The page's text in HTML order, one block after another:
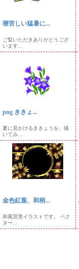
寝苦しい猛暑に...
ご覧いただきありがとうござ
います...
png ききょ...
夏に見かけるききょうを、描
いてみ...
金色紅葉、和柄...
和風背景イラストです。 ベク
ター...